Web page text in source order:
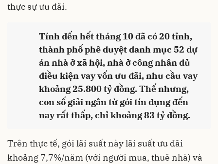
thực sự ưu đãi.
Tính đến hết tháng 10 đã có 20 tỉnh,
thành phố phê duyệt danh mục 52 dự
án nhà ở xã hội, nhà ở công nhân đủ
điều kiện vay vốn ưu đãi, nhu cầu vay
khoảng 25.800 tỷ đồng. Thế nhưng,
con số giải ngân từ gói tín dụng đến
nay rất thấp, chỉ khoảng 83 tỷ đồng.
Trên thực tế, gói lãi suất này lãi suất ưu đãi
khoảng 7,7%/năm (với người mua, thuê nhà) và